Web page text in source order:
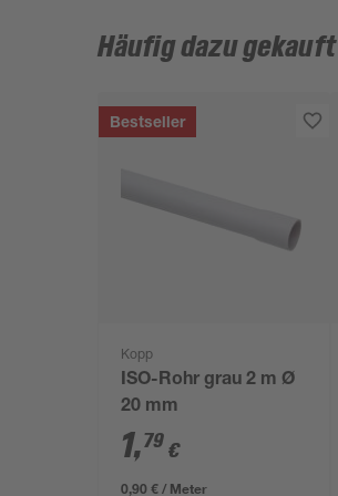
Häufig dazu gekauft
Bestseller
Kopp
ISO-Rohr grau 2 m Ø
20 mm
1,79 €
0,90 € / Meter